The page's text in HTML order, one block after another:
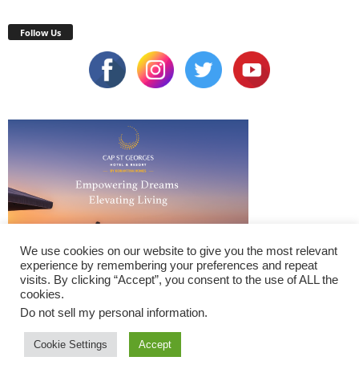
Follow Us
We use cookies on our website to give you the most relevant
experience by remembering your preferences and repeat
visits. By clicking “Accept”, you consent to the use of ALL the
cookies.
Do not sell my personal information.
Cookie Settings Accept